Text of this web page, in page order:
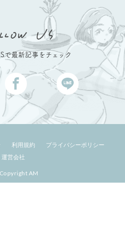
で最新記事をチェック
利用規約
プライバシーポリシー
運営会社
AM